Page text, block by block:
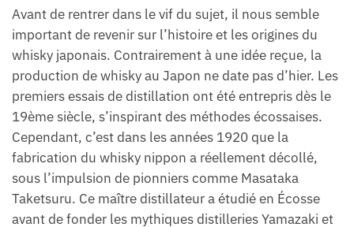
Avant de rentrer dans le vif du sujet, il nous semble
important de revenir sur l’histoire et les origines du
whisky japonais. Contrairement à une idée reçue, la
production de whisky au Japon ne date pas d’hier. Les
premiers essais de distillation ont été entrepris dès le
19ème siècle, s’inspirant des méthodes écossaises.
Cependant, c’est dans les années 1920 que la
fabrication du whisky nippon a réellement décollé,
sous l’impulsion de pionniers comme Masataka
Taketsuru. Ce maître distillateur a étudié en Écosse
avant de fonder les mythiques distilleries Yamazaki et